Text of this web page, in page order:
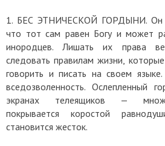
1. БЕС ЭТНИЧЕСКОЙ ГОРДЫНИ. Он
что тот сам равен Богу и может
инородцев. Лишать их права
следовать правилам жизни,
говорить и писать на своем
вседозволенность. Ослепленный
экранах телеящиков —
покрывается коростой
становится жесток.